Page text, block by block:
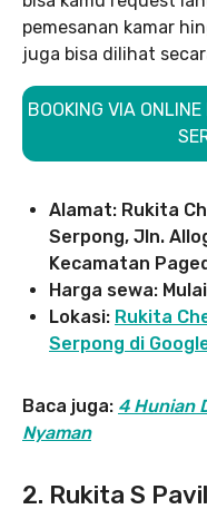
pemesanan kamar
juga bisa dilihat
BOOKING VIA
Alamat: Rukita
Serpong, Jln.
Kecamatan
Harga sewa:
Lokasi: Rukita
Serpong di
Baca juga: 4 Hunian
Nyaman
2. Rukita S